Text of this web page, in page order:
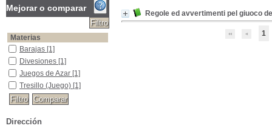
Regole ed avvertimenti pel giuoco
1
Mejorar o comparar
Materias
BarajasBarajas [1]
Divesiones
Divesiones [1]
Juegos de Azar
Juegos de Azar [1]
Tresillo (Juego)
Tresillo (Juego) [1]
Dirección